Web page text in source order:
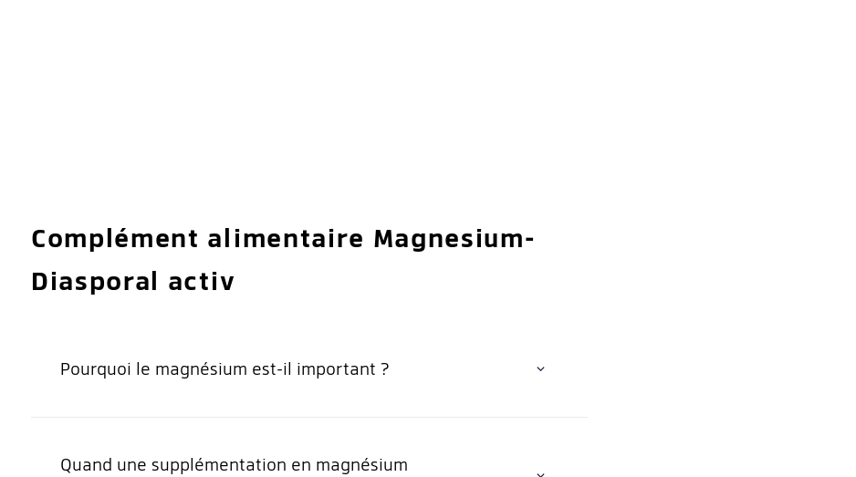
Complément alimentaire Magnesium-
Diasporal activ
Pourquoi le magnésium est-il important ?
Quand une supplémentation en magnésium